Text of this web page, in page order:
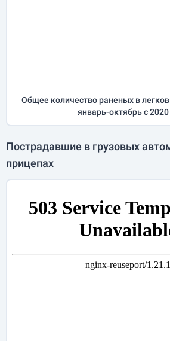
Общее количество раненых в
январь-октябрьс
Пострадавшие в грузовых
прицепах